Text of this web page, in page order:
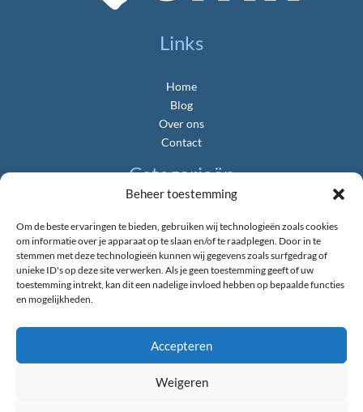
Beheer toestemming
Om de beste ervaringen te bieden, gebruiken wij technologieën zoals cookies
om informatie over je apparaat op te slaan en/of te raadplegen. Door in te
stemmen met deze technologieën kunnen wij gegevens zoals surfgedrag of
unieke ID's op deze site verwerken. Als je geen toestemming geeft of uw
toestemming intrekt, kan dit een nadelige invloed hebben op bepaalde functies
en mogelijkheden.
Accepteren
Weigeren
Links
Home
Blog
Over ons
Contact
Categorieën
Gemeente & Politiek
Landbouw & Platteland
Natuur & Duurzaamheid
Nieuws uit de Provincie
Wonen & Bouwen